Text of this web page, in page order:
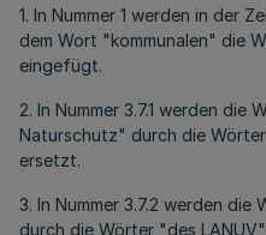
1. In Nummer 1 werden in der
dem Wort "kommunalen" die
eingefügt.
2. In Nummer 3.7.1 werden
Naturschutz" durch die
ersetzt.
3. In Nummer 3.7.2 werden
durch die Wörter "des